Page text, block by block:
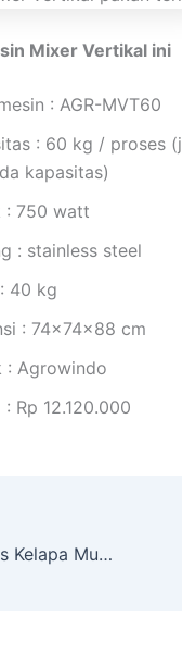
Mixer Vertikal ini
: AGR-MVT60
: 60 kg / proses
kapasitas)
: 750 watt
: stainless steel
40 kg
: 74x74x88 cm
: Agrowindo
: Rp 12.120.000
Jual Mesin Pengupas Kelapa Muda Otomatis MKS-KLP03 di Pekanbaru